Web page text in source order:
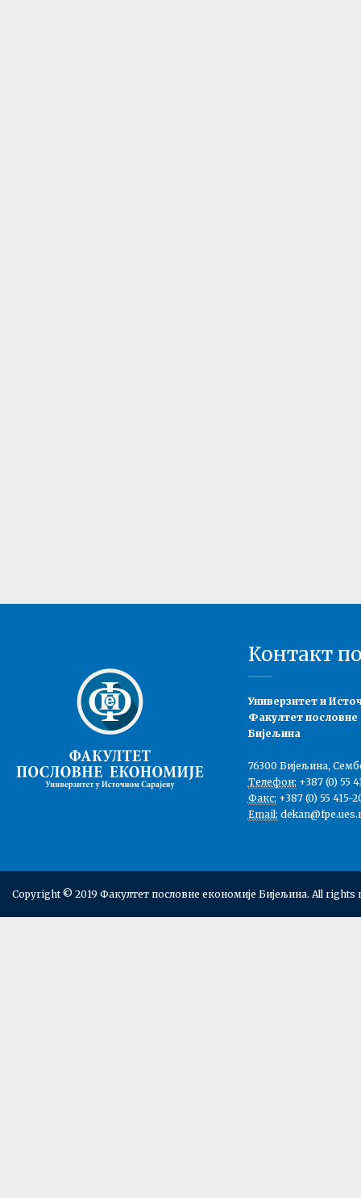
Контакт
Универзитет и
Факултет пословне
Бијељина
76300 Бијељина,
Телефон: +387 (0) 55
Факс: +387 (0) 55 415-
Email:
Copyright © 2019 Факултет пословне економије Бијељина. All rights